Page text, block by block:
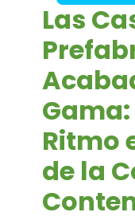
Las
Ritmo
de la